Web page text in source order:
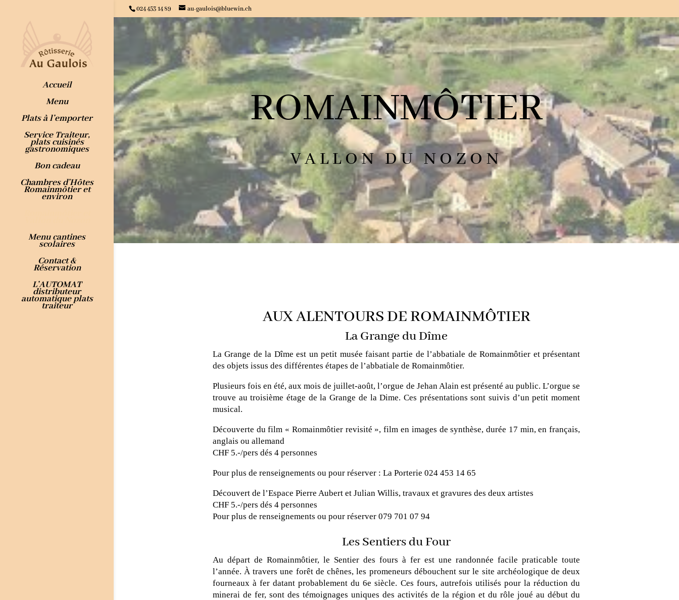
024 453 14 89 au-gaulois@bluewin.ch
Accueil
Menu
Plats à l’emporter
Service Traiteur,
plats cuisinés
gastronomiques
Bon cadeau
Chambres d’Hôtes
Romainmôtier et
environ
Menu cantines
scolaires
Contact &
Réservation
L’AUTOMAT
distributeur
automatique plats
traiteur
ROMAINMÔTIER
VALLON DU NOZON
AUX ALENTOURS DE ROMAINMÔTIER
La Grange du Dîme
La Grange de la Dîme est un petit musée faisant partie de l’abbatiale de Romainmôtier et présentant
des objets issus des différentes étapes de l’abbatiale de Romainmôtier.
Plusieurs fois en été, aux mois de juillet-août, l’orgue de Jehan Alain est présenté au public. L’orgue se
trouve au troisième étage de la Grange de la Dime. Ces présentations sont suivis d’un petit moment
musical.
Découverte du film « Romainmôtier revisité », film en images de synthèse, durée 17 min, en français,
anglais ou allemand
CHF 5.-/pers dés 4 personnes
Pour plus de renseignements ou pour réserver : La Porterie 024 453 14 65
Découvert de l’Espace Pierre Aubert et Julian Willis, travaux et gravures des deux artistes
CHF 5.-/pers dés 4 personnes
Pour plus de renseignements ou pour réserver 079 701 07 94
Les Sentiers du Four
Au départ de Romainmôtier, le Sentier des fours à fer est une randonnée facile praticable toute
l’année. À travers une forêt de chênes, les promeneurs débouchent sur le site archéologique de deux
fourneaux à fer datant probablement du 6e siècle. Ces fours, autrefois utilisés pour la réduction du
minerai de fer, sont des témoignages uniques des activités de la région et du rôle joué au début du